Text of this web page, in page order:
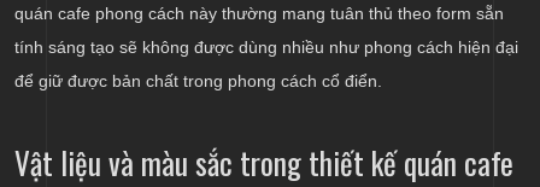
quán cafe phong cách này thường mang tuân thủ theo form sẵn
tính sáng tạo sẽ không được dùng nhiều như phong cách hiện đại
để giữ được bản chất trong phong cách cổ điển.
Vật liệu và màu sắc trong thiết kế quán cafe